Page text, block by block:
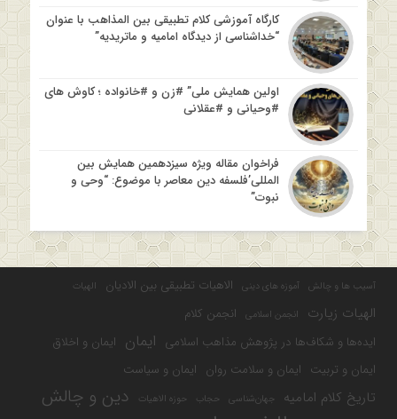
کارگاه آموزشی کلام تطبیقی بین المذاهب با عنوان
“خداشناسی از دیدگاه امامیه و ماتریدیه”
اولین همایش ملی” #زن و #خانواده ؛ کاوش های
#وحیانی و #عقلانی
فراخوان مقاله ویژه سیزدهمین همایش بین
المللی’فلسفه دین معاصر با موضوع: “وحی و
نبوت”
آسیب ها و چالش آموزه های دینی الاهیات تطبیقی بین الادیان الهیات
الهیات زیارت انجمن اسلامی
انجمن کلام
ایده‌ها و شکاف‌ها در پژوهش مذاهب اسلامی ایمان ایمان و اخلاق
ایمان و تربیت ایمان و سلامت روان ایمان و سیاست
تاریخ کلام امامیه جهان‌شناسی حجاب حوزه الاهیات دین و چالش